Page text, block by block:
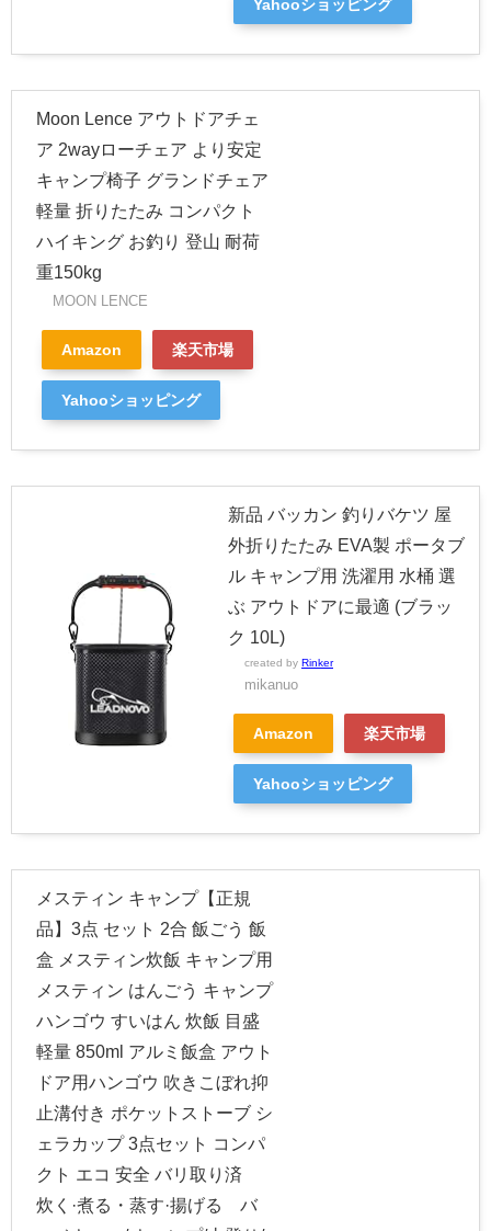
Yahooショッピング
Moon Lence アウトドアチェ
ア 2wayローチェア より安定
キャンプ椅子 グランドチェア
軽量 折りたたみ コンパクト
ハイキング お釣り 登山 耐荷
重150kg
MOON LENCE
Amazon 楽天市場
Yahooショッピング
新品 バッカン 釣りバケツ 屋
外折りたたみ EVA製 ポータブ
ル キャンプ用 洗濯用 水桶 選
ぶ アウトドアに最適 (ブラッ
ク 10L)
created by Rinker
mikanuo
Amazon 楽天市場
Yahooショッピング
メスティン キャンプ【正規
品】3点 セット 2合 飯ごう 飯
盒 メスティン炊飯 キャンプ用
メスティン はんごう キャンプ
ハンゴウ すいはん 炊飯 目盛
軽量 850ml アルミ飯盒 アウト
ドア用ハンゴウ 吹きこぼれ抑
止溝付き ポケットストーブ シ
ェラカップ 3点セット コンパ
クト エコ 安全 バリ取り済
炊く·煮る・蒸す·揚げる バ